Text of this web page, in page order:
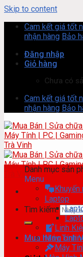
Skip to content
Cam kết giá tốt
nhận hàng Bảo
Đăng nhập
Giỏ hàng
Chưa có
Cam kết giá tốt
nhận hàng Bảo
Tìm kiếm:
Mua hàng
Danh mục sản
Menu
Laptop
Linh
Máy Tính
Máy